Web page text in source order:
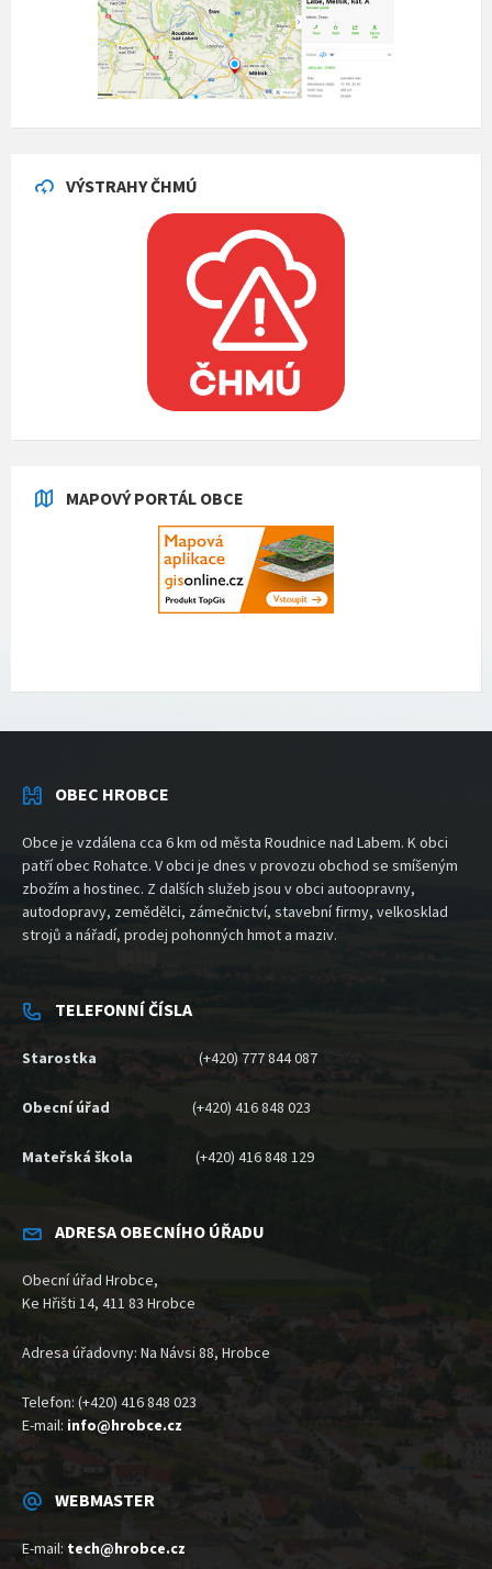
VÝSTRAHY ČHMÚ
MAPOVÝ PORTÁL OBCE
OBEC HROBCE
Obce je vzdálena cca 6 km od města Roudnice nad Labem. K obci
patří obec Rohatce. V obci je dnes v provozu obchod se smíšeným
zbožím a hostinec. Z dalších služeb jsou v obci autoopravny,
autodopravy, zemědělci, zámečnictví, stavební firmy, velkosklad
strojů a nářadí, prodej pohonných hmot a maziv.
TELEFONNÍ ČÍSLA
Starostka (+420) 777 844 087
Obecní úřad (+420) 416 848 023
Mateřská škola (+420) 416 848 129
ADRESA OBECNÍHO ÚŘADU
Obecní úřad Hrobce,
Ke Hřišti 14, 411 83 Hrobce
Adresa úřadovny: Na Návsi 88, Hrobce
Telefon: (+420) 416 848 023
E-mail: info@hrobce.cz
WEBMASTER
E-mail: tech@hrobce.cz